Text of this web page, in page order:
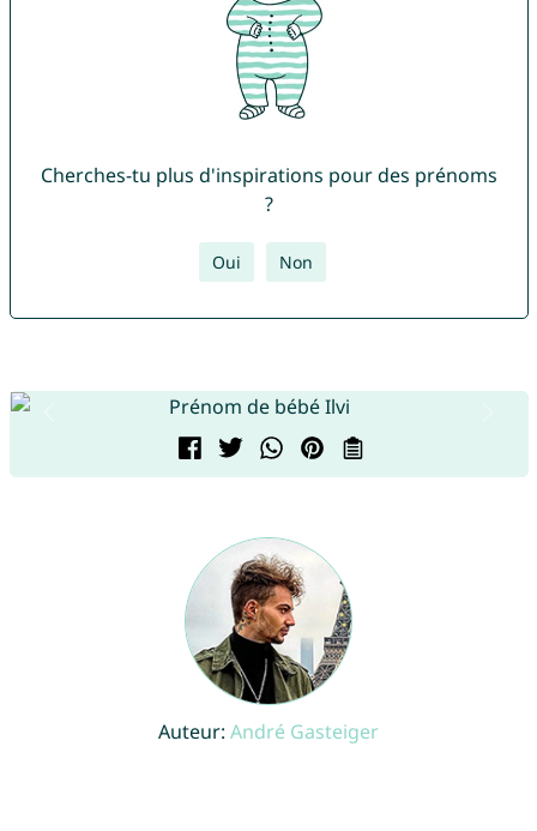
Cherches-tu plus d'inspirations pour des prénoms
?
Oui Non
Auteur: André Gasteiger